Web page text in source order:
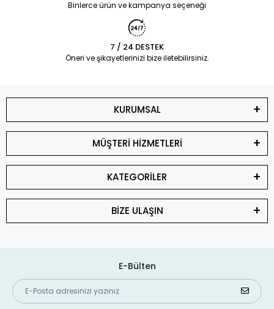
Binlerce ürün ve kampanya seçeneği
7 / 24 DESTEK
Öneri ve şikayetlerinizi bize iletebilirsiniz.
KURUMSAL
MÜŞTERİ HİZMETLERİ
KATEGORİLER
BİZE ULAŞIN
E-Bülten